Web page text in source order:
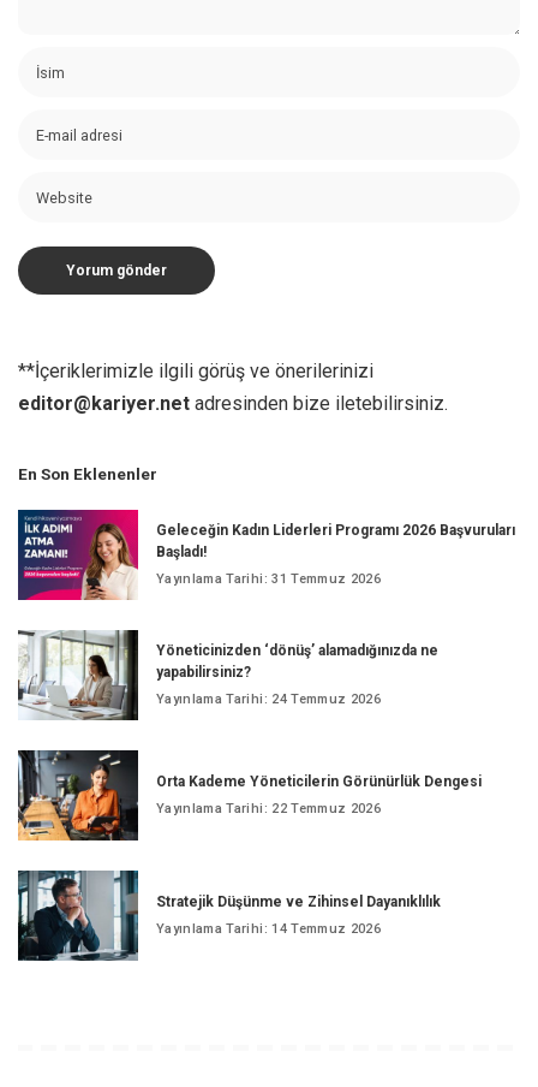
**İçeriklerimizle ilgili görüş ve önerilerinizi
editor@kariyer.net adresinden bize iletebilirsiniz.
En Son Eklenenler
Geleceğin Kadın Liderleri Programı 2026 Başvuruları
Başladı!
Yayınlama Tarihi: 31 Temmuz 2026
Yöneticinizden ‘dönüş’ alamadığınızda ne
yapabilirsiniz?
Yayınlama Tarihi: 24 Temmuz 2026
Orta Kademe Yöneticilerin Görünürlük Dengesi
Yayınlama Tarihi: 22 Temmuz 2026
Stratejik Düşünme ve Zihinsel Dayanıklılık
Yayınlama Tarihi: 14 Temmuz 2026